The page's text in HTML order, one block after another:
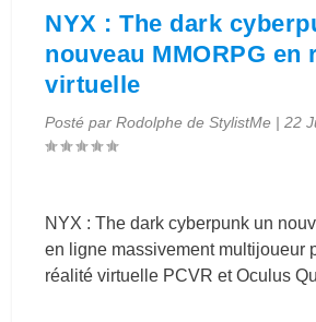
NYX : The dark
nouveau MMORPG en
virtuelle
Posté parRodolphe de StylistMe |22
NYX : The dark cyberpunk un
en ligne massivement multijoueur
réalité virtuelle PCVR et Oculus